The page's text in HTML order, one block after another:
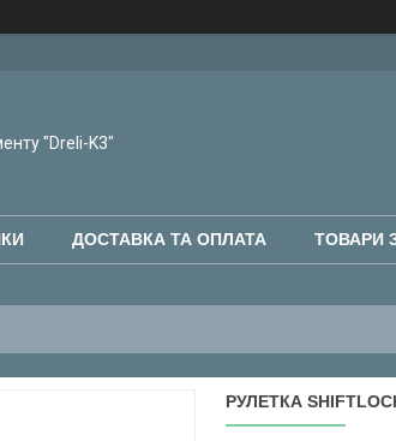
"Dreli-K3"
ДОСТАВКА ТА ОПЛАТА ТОВАРИ
РУЛЕТКА